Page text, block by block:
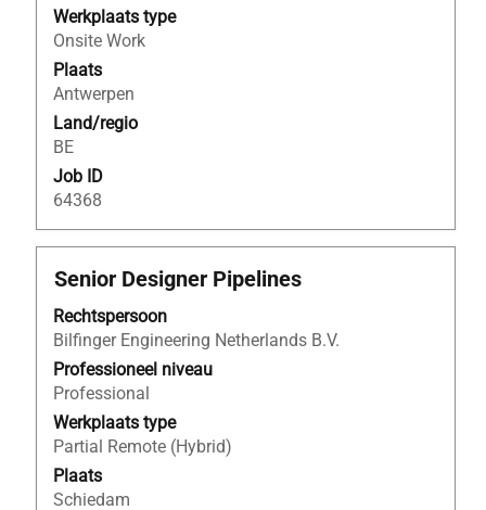
Werkplaats type
Onsite Work
Plaats
Antwerpen
Land/regio
BE
Job ID
64368
inhoud
van
de
functiegegevens
weer
te
geven.
Titel
Senior Designer Pipelines
Rechtspersoon
Bilfinger Engineering Netherlands B.V.
Professioneel niveau
Professional
Werkplaats type
Partial Remote (Hybrid)
Plaats
Schiedam
Selecteer
spatiebalk
om
de
volledige
inhoud
van
de
functiegegevens